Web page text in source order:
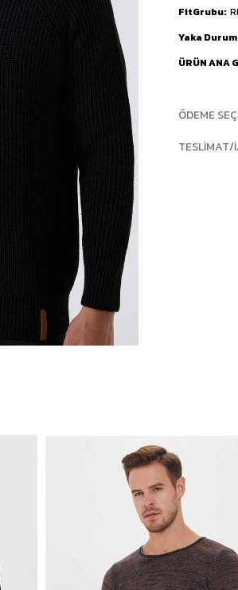
FitGrubu
Yaka
ÜRÜN ANA
ÖDEME
TESLIMAT/